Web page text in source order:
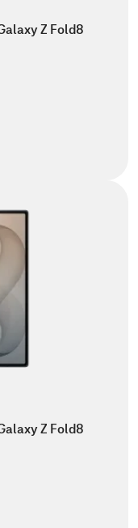
Z Fold8
Z Fold8